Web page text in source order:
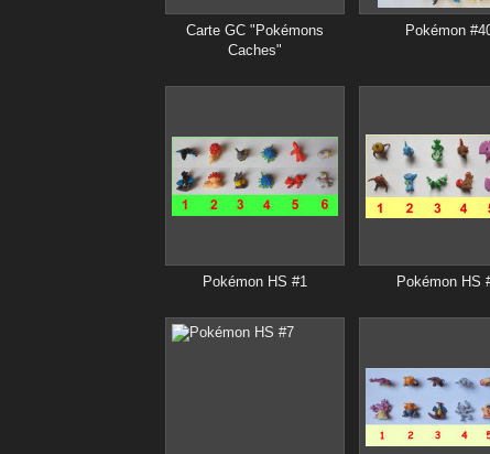
Carte GC "Pokémons
Caches"
Pokémon
Pokémon HS #1 Pokémon HS